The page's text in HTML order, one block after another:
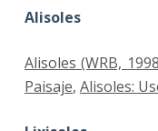
Alisoles
Alisoles (WRB,
Paisaje, Alisoles: